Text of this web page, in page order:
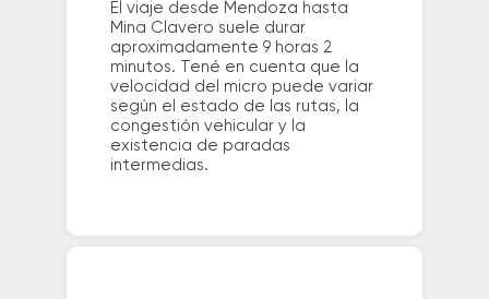
El viaje desde Mendoza hasta
Mina Clavero suele durar
aproximadamente 9 horas 2
minutos. Tené en cuenta que la
velocidad del micro puede variar
según el estado de las rutas, la
congestión vehicular y la
existencia de paradas
intermedias.